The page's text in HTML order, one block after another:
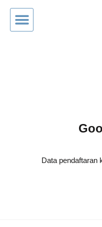
Data pendaftaran